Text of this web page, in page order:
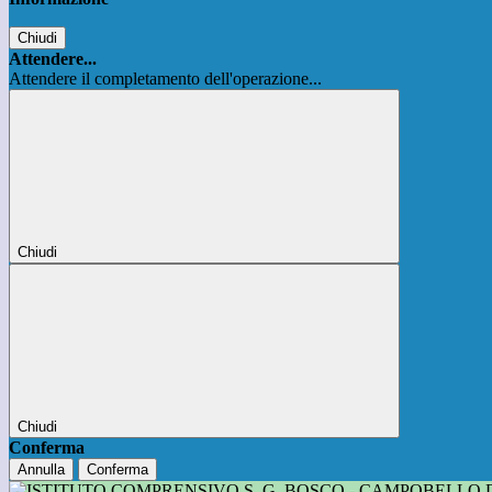
Chiudi
Attendere...
Attendere il completamento dell'operazione...
Chiudi
Chiudi
Conferma
Annulla Conferma